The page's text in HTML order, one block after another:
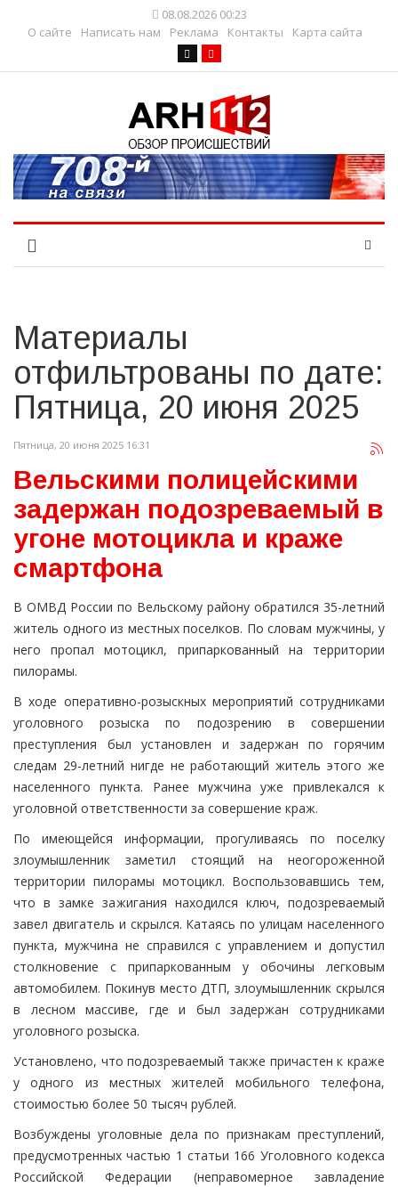
08.08.2026 00:23
О сайте
Написать нам Реклама Контакты Карта сайта
Материалы
отфильтрованы по дате:
Пятница, 20 июня 2025
Пятница, 20 июня 2025 16:31
Вельскими полицейскими
задержан подозреваемый в
угоне мотоцикла и краже
смартфона
В ОМВД России по Вельскому району обратился 35-летний
житель одного из местных поселков. По словам мужчины, у
него пропал мотоцикл, припаркованный на территории
пилорамы.
В ходе оперативно-розыскных мероприятий сотрудниками
уголовного розыска по подозрению в совершении
преступления был установлен и задержан по горячим
следам 29-летний нигде не работающий житель этого же
населенного пункта. Ранее мужчина уже привлекался к
уголовной ответственности за совершение краж.
По имеющейся информации, прогуливаясь по поселку
злоумышленник заметил стоящий на неогороженной
территории пилорамы мотоцикл. Воспользовавшись тем,
что в замке зажигания находился ключ, подозреваемый
завел двигатель и скрылся. Катаясь по улицам населенного
пункта, мужчина не справился с управлением и допустил
столкновение с припаркованным у обочины легковым
автомобилем. Покинув место ДТП, злоумышленник скрылся
в лесном массиве, где и был задержан сотрудниками
уголовного розыска.
Установлено, что подозреваемый также причастен к краже
у одного из местных жителей мобильного телефона,
стоимостью более 50 тысяч рублей.
Возбуждены уголовные дела по признакам преступлений,
предусмотренных частью 1 статьи 166 Уголовного кодекса
Российской Федерации (неправомерное завладение